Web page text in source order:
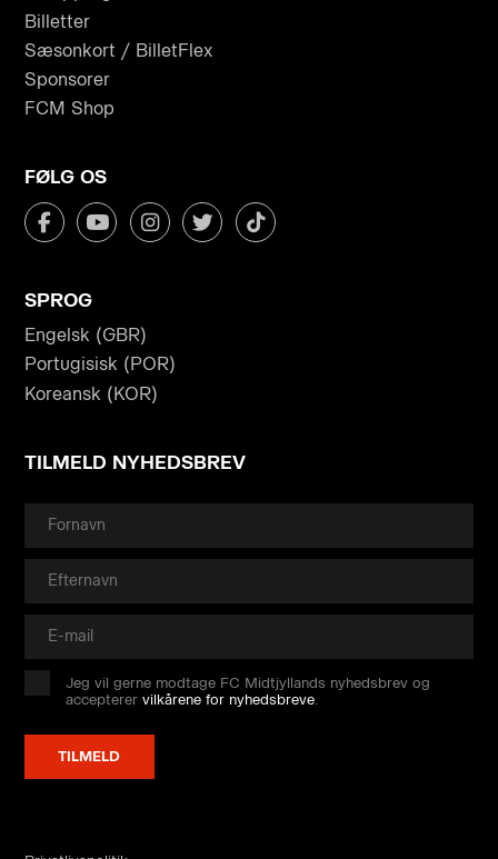
Billetter
Sæsonkort / BilletFlex
Sponsorer
FCM Shop
FØLG OS
SPROG
Engelsk (GBR)
Portugisisk (POR)
Koreansk (KOR)
TILMELD NYHEDSBREV
Jeg vil gerne modtage FC Midtjyllands nyhedsbrev og
accepterervilkårene for nyhedsbreve.